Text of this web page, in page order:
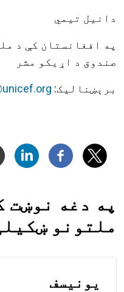
دانیل تیمي
په افغانستان کې د
صندوق د اړیکو مشر
برېښنالیک:
په دغه نوښت
ملتونو
یونیسف